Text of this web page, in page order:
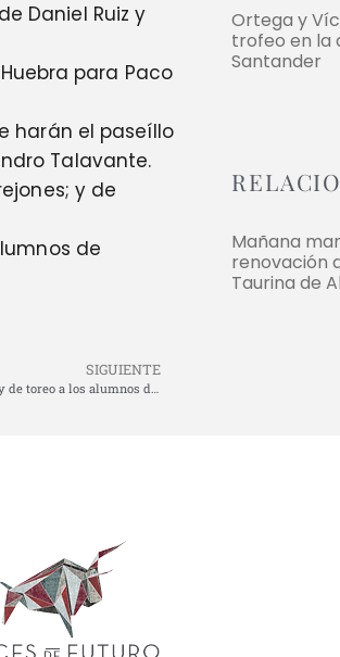
Daniel Ruiz y
para Paco
harán el paseíllo
Talavante.
y de
de
SIGUIENTE
Galvan ofrece una lección de vida y de toreo a los alumnos de la Escuela Taurina de la Diputación Provincial de Málaga
Ortega y
trofeo en la
Santander
Mañana
renovación
Taurina de